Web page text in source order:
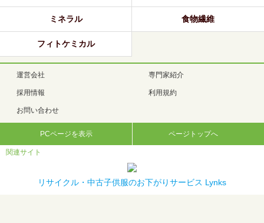
ミネラル 食物繊維
フィトケミカル
運営会社 専門家紹介
採用情報 利用規約
お問い合わせ
PCページを表示 ページトップへ
関連サイト
リサイクル・中古子供服のお下がりサービス Lynks